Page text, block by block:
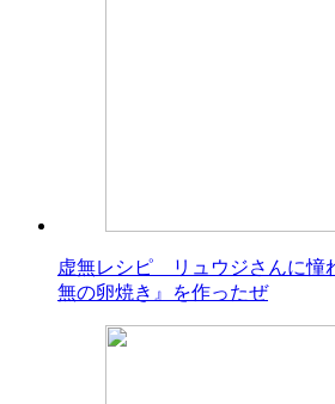
虚無レシピ リュウジさんに憧
無の卵焼き』を作ったぜ